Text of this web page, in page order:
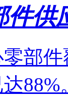
件供
部